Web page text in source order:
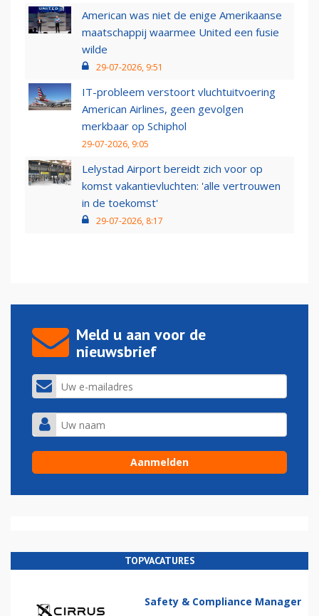
American was niet de enige Amerikaanse
maatschappij waarmee United een fusie
wilde
29-07-2026, 9:51
IT-probleem verstoort vluchtuitvoering
American Airlines, geen gevolgen
merkbaar op Schiphol
29-07-2026, 9:05
Lelystad Airport bereidt zich voor op
komst vakantievluchten: 'alle vertrouwen
in de toekomst'
29-07-2026, 8:17
Meld u aan voor de
nieuwsbrief
TOPVACATURES
Safety & Compliance Manager